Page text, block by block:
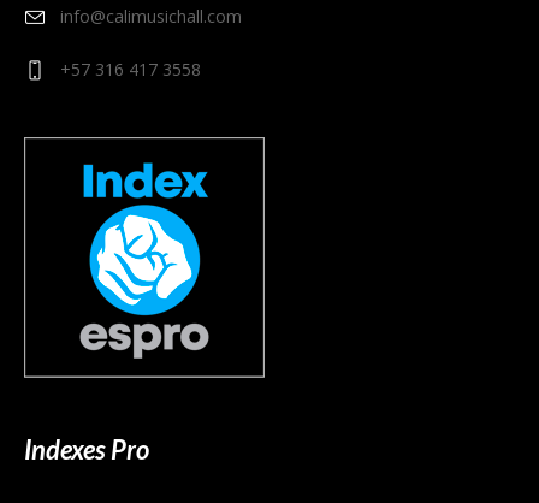
info@calimusichall.com
+57 316 417 3558
Indexes Pro